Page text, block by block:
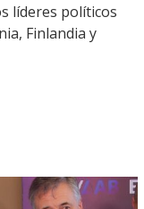
líderes políticos
Finlandia y